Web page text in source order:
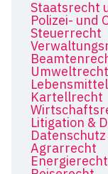
Staatsrecht
Polizei- und
Steuerrecht
Umweltrecht
Kartellrecht
Litigation &
Datenschutz
Agrarrecht
Energierecht